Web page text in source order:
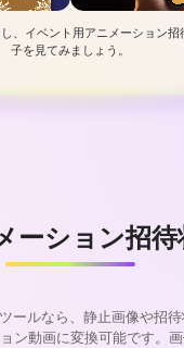
、イベント用アニメーション招
子を見てみましょう。
ーション招
ールなら、静止画像や招
ン動画に変換可能です。